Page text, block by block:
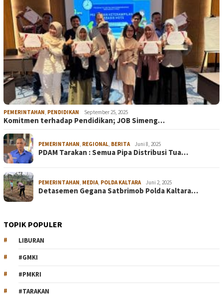
PEMERINTAHAN, PENDIDIKAN September 25, 2025
Komitmen terhadap Pendidikan; JOB Simeng…
PEMERINTAHAN, REGIONAL, BERITA Juni 8, 2025
PDAM Tarakan : Semua Pipa Distribusi Tua…
PEMERINTAHAN, MEDIA, POLDA KALTARA Juni 2, 2025
Detasemen Gegana Satbrimob Polda Kaltara…
TOPIK POPULER
LIBURAN
#GMKI
#PMKRI
#TARAKAN